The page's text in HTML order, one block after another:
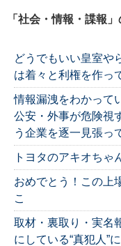
「社会・情報・諜報
どうでもいい皇室や
は着々と利権を作っ
情報漏洩をわかって
公安・外事が危険視
う企業を逐一見張っ
トヨタのアキオちゃ
おめでとう！この上
こ
取材・裏取り・実名
にしている“真犯人”